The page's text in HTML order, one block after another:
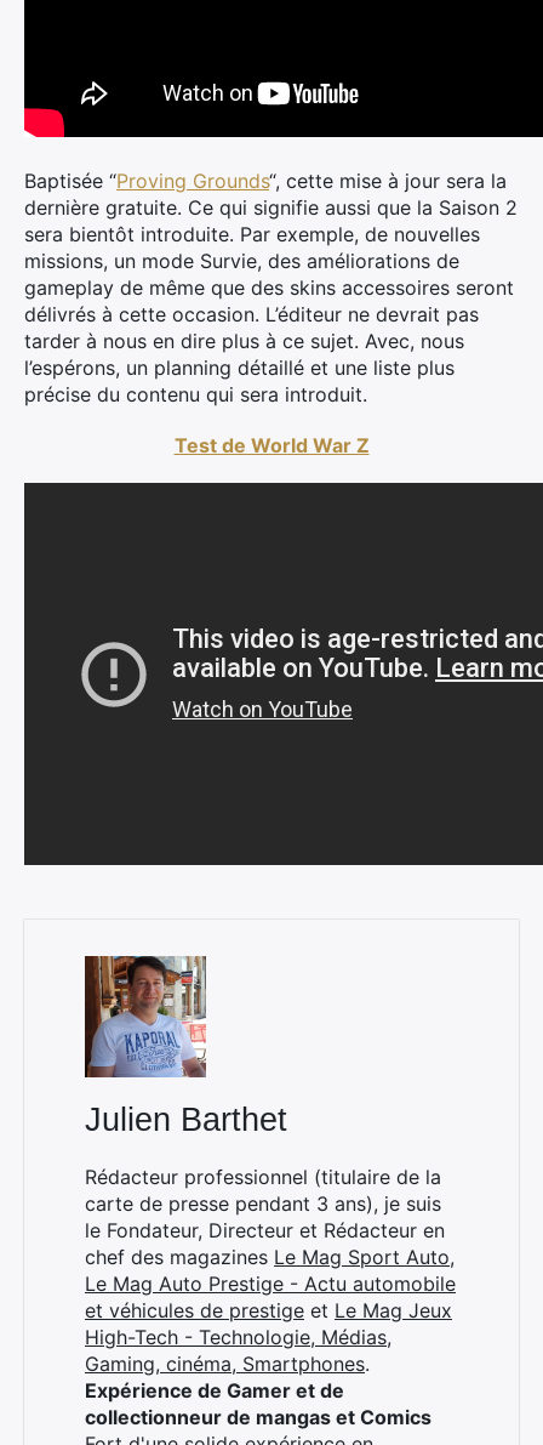
Baptisée “Proving Grounds“, cette mise à jour sera la
dernière gratuite. Ce qui signifie aussi que la Saison 2
sera bientôt introduite. Par exemple, de nouvelles
missions, un mode Survie, des améliorations de
gameplay de même que des skins accessoires seront
délivrés à cette occasion. L’éditeur ne devrait pas
tarder à nous en dire plus à ce sujet. Avec, nous
l’espérons, un planning détaillé et une liste plus
précise du contenu qui sera introduit.
Test de World War Z
Julien Barthet
Rédacteur professionnel (titulaire de la
carte de presse pendant 3 ans), je suis
le Fondateur, Directeur et Rédacteur en
chef des magazines Le Mag Sport Auto,
Le Mag Auto Prestige - Actu automobile
et véhicules de prestige et Le Mag Jeux
High-Tech - Technologie, Médias,
Gaming, cinéma, Smartphones.
Expérience de Gamer et de
collectionneur de mangas et Comics